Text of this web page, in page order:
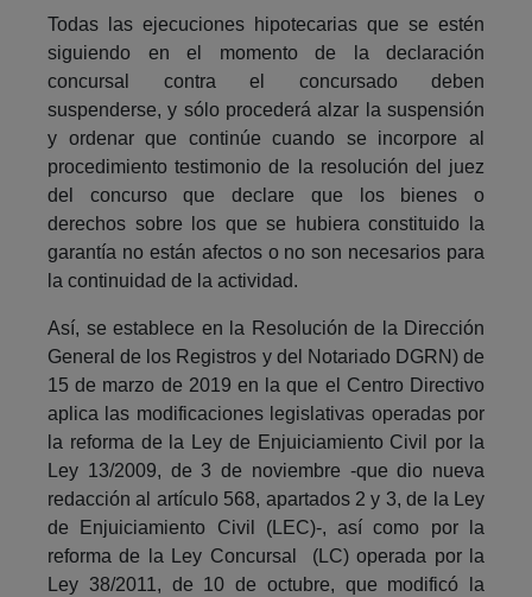
Todas las ejecuciones hipotecarias que se estén
siguiendo en el momento de la declaración
concursal contra el concursado deben
suspenderse, y sólo procederá alzar la suspensión
y ordenar que continúe cuando se incorpore al
procedimiento testimonio de la resolución del juez
del concurso que declare que los bienes o
derechos sobre los que se hubiera constituido la
garantía no están afectos o no son necesarios para
la continuidad de la actividad.
Así, se establece en la Resolución de la Dirección
General de los Registros y del Notariado DGRN) de
15 de marzo de 2019 en la que el Centro Directivo
aplica las modificaciones legislativas operadas por
la reforma de la Ley de Enjuiciamiento Civil por la
Ley 13/2009, de 3 de noviembre -que dio nueva
redacción al artículo 568, apartados 2 y 3, de la Ley
de Enjuiciamiento Civil (LEC)-, así como por la
reforma de la Ley Concursal (LC) operada por la
Ley 38/2011, de 10 de octubre, que modificó la